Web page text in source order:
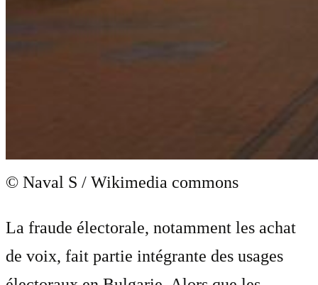
© Naval S / Wikimedia commons
La fraude électorale, notamment les achat
de voix, fait partie intégrante des usages